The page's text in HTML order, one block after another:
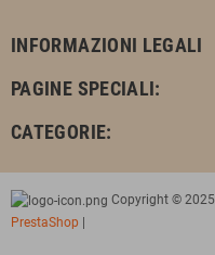
INFORMAZIONI LEGALI
PAGINE SPECIALI:
CATEGORIE:
Copyright © 2025
PrestaShop